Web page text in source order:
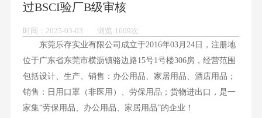
过BSCI验厂B级审核
时间：2025-03-03 浏览:1609次
东莞乐存实业有限公司成立于2016年03月24日，注册地
位于广东省东莞市横沥镇骆边路15号1号楼306房，经营范围
包括设计、生产、销售：办公用品、家居用品、酒店用品；
销售：日用口罩（非医用）、劳保用品；货物进出口，是一
家集“劳保用品、办公用品、家居用品”的企业！